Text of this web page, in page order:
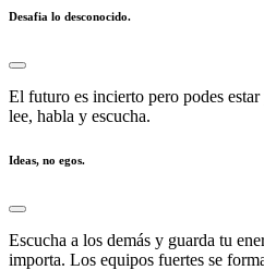
Desafia lo desconocido.
El futuro es incierto pero podes
lee, habla y escucha.
Ideas, no egos.
Escucha a los demás y guarda tu
importa. Los equipos fuertes se